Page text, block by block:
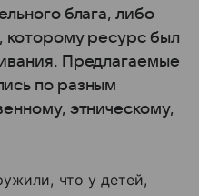
блага, либо
которому ресурс был
Предлагаемые
по разным
этническому,
что у детей,